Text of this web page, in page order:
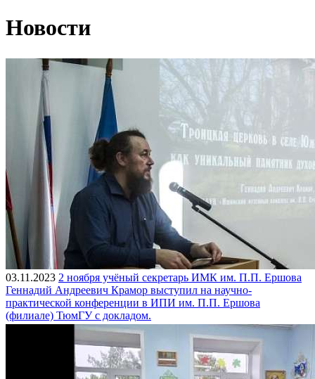
Новости
03.11.2023 2 ноября учёный секретарь ИМК им. П.П. Ершова
Геннадий Андреевич Крамор выступил на научно-
практической конференции в ИПИ им. П.П. Ершова
(филиале) ТюмГУ с докладом.